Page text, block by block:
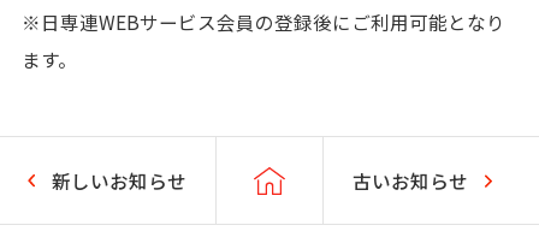
※日専連WEBサービス会員の登録後にご利用可能となり
ます。
新しいお知らせ 古いお知らせ